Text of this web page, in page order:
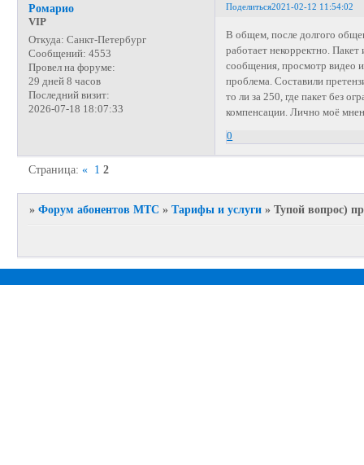
Поделиться2021-02-12 11:54:02
Ромарио
VIP
Откуда: Санкт-Петербург
Сообщений: 4553
Провел на форуме:
29 дней 8 часов
Последний визит:
2026-07-18 18:07:33
В общем, после долгого
работает некорректно.
сообщения, просмотр видео и
проблема. Составили
то ли за 250, где пакет без
компенсации. Лично моё
0
Страница:« 1 2
»Форум абонентов МТС »Тарифы и услуги »Тупой вопрос)